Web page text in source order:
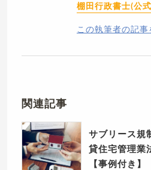
棚田行政書士(公
この執筆者の記事
関連記事
サブリース規
貸住宅管理業
【事例付き】